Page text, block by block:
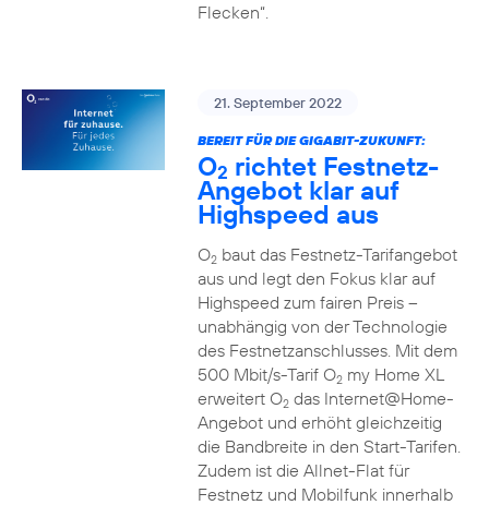
Flecken“.
21. September 2022
BEREIT FÜR DIE GIGABIT-ZUKUNFT:
O2 richtet Festnetz-
Angebot klar auf
Highspeed aus
O2baut das Festnetz-Tarifangebot
aus und legt den Fokus klar auf
Highspeed zum fairen Preis –
unabhängig von der Technologie
des Festnetzanschlusses. Mit dem
500 Mbit/s-Tarif O2my Home XL
erweitert O2das Internet@Home-
Angebot und erhöht gleichzeitig
die Bandbreite in den Start-Tarifen.
Zudem ist die Allnet-Flat für
Festnetz und Mobilfunk innerhalb